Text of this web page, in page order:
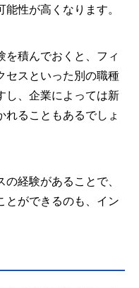
性が高くなります。
を積んでおくと、フィ
セスといった別の職種
し、企業によっては新
れることもあるでしょ
経験があることで、
とができるのも、イン